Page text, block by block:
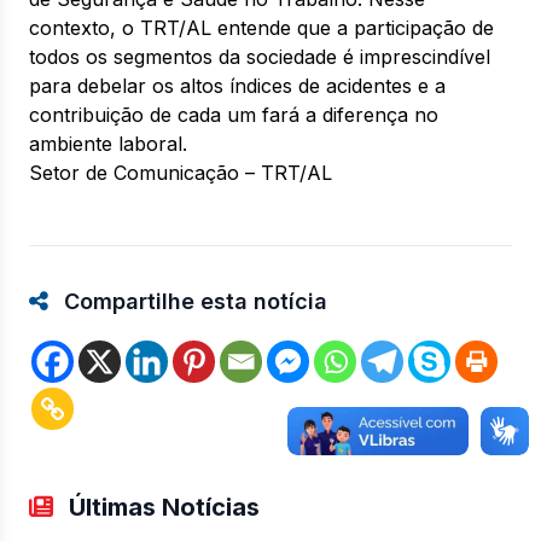
contexto, o TRT/AL entende que a participação de
todos os segmentos da sociedade é imprescindível
para debelar os altos índices de acidentes e a
contribuição de cada um fará a diferença no
ambiente laboral.
Setor de Comunicação – TRT/AL
Compartilhe esta notícia
Últimas Notícias